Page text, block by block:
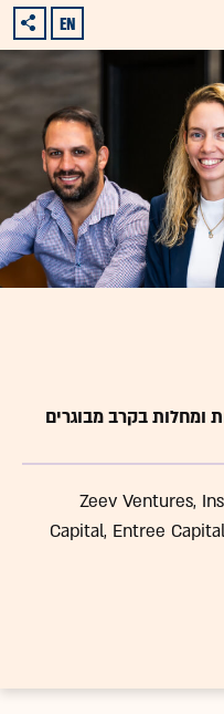
EN
ומחלות בקרב מבוגרים
Zeev Ventures,
Capital, Entree